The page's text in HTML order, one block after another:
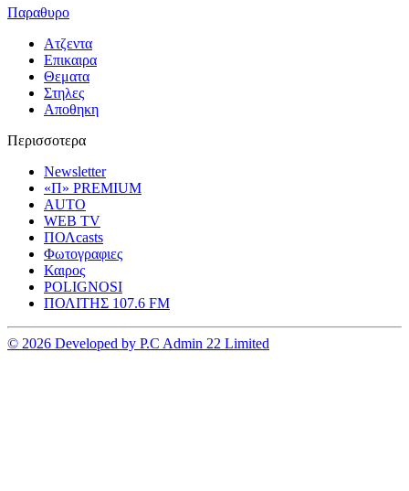
Παραθυρο
Ατζεντα
Επικαιρα
Θεματα
Στηλες
Αποθηκη
Περισσοτερα
Newsletter
«Π» PREMIUM
AUTO
WEB TV
ΠΟΛcasts
Φωτογραφιες
Καιρος
POLIGNOSI
ΠΟΛΙΤΗΣ 107.6 FM
© 2026 Developed by P.C Admin 22 Limited